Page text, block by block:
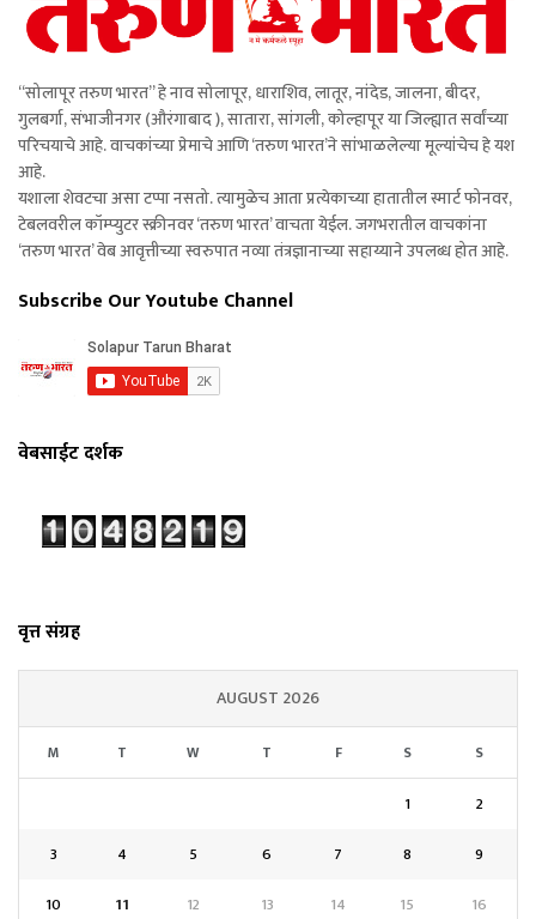
“सोलापूर तरुण भारत” हे नाव सोलापूर, धाराशिव, लातूर, नांदेड, जालना, बीदर,
गुलबर्गा, संभाजीनगर (औरंगाबाद ), सातारा, सांगली, कोल्हापूर या जिल्ह्यात सर्वांच्या
परिचयाचे आहे. वाचकांच्या प्रेमाचे आणि ‘तरुण भारत’ने सांभाळलेल्या मूल्यांचेच हे यश
आहे.
यशाला शेवटचा असा टप्पा नसतो. त्यामुळेच आता प्रत्येकाच्या हातातील स्मार्ट फोनवर,
टेबलवरील कॉम्प्युटर स्क्रीनवर ‘तरुण भारत’ वाचता येईल. जगभरातील वाचकांना
‘तरुण भारत’ वेब आवृत्तीच्या स्वरुपात नव्या तंत्रज्ञानाच्या सहाय्याने उपलब्ध होत आहे.
Subscribe Our Youtube Channel
वेबसाईट दर्शक
वृत्त संग्रह
AUGUST 2026
M T W T F S S
1
2
3
4 5 6 7 8
9
10
11 12 13 14 15 16